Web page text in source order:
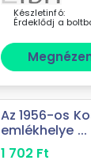
Készletinfó:
Érdeklődj a
Az 1956-os
emlékhelye ...
1 702 Ft